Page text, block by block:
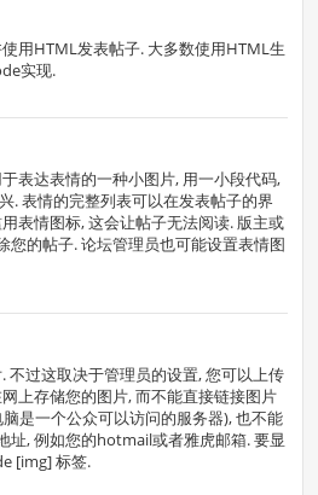
用HTML发表帖子. 大多数使用HTML生
实现.
表达表情的一种小图片, 用一小段代码,
. 表情的完整列表可以在发表帖子的界
表情图标, 这会让帖子无法阅读. 版主或
您的帖子. 论坛管理员也可能设置表情图
不过这取决于管理员的设置, 您可以上传
上存储您的图片, 而不能直接链接图片
是一个公众可以访问的服务器), 也不能
址, 例如您的hotmail或者雅虎邮箱. 要显
[img] 标签.